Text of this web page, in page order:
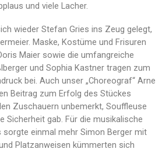
und viele Lacher.
wieder Stefan Gries ins Zeug gelegt,
Maske, Kostüme und Frisuren
Maier sowie die umfangreiche
und Sophia Kastner tragen zum
bei. Auch unser „Choreograf“ Arne
Beitrag zum Erfolg des Stückes
Zuschauern unbemerkt, Souffleuse
Sicherheit gab. Für die musikalische
sorgte einmal mehr Simon Berger mit
Platzanweisen kümmerten sich